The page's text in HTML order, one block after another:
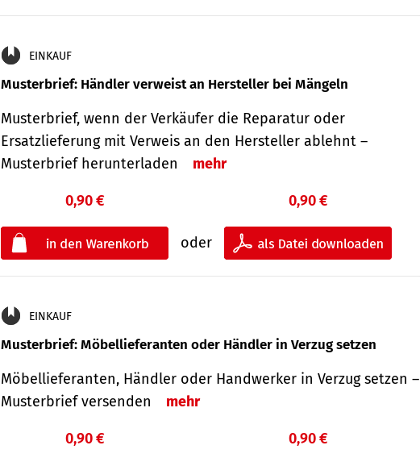
EINKAUF
Musterbrief: Händler verweist an Hersteller bei Mängeln
Musterbrief, wenn der Verkäufer die Reparatur oder
Ersatzlieferung mit Verweis an den Hersteller ablehnt –
Musterbrief herunterladen
mehr
0,90 €
oder
0,90 €
EINKAUF
Musterbrief: Möbellieferanten oder Händler in Verzug setzen
Möbellieferanten, Händler oder Handwerker in Verzug setzen –
Musterbrief versenden
mehr
0,90 € 0,90 €